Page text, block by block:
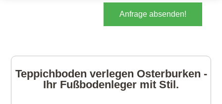
Anfrage absenden!
Teppichboden verlegen Osterburken -
Ihr Fußbodenleger mit Stil.